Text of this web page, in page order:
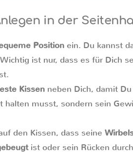
in der
Position ein. Du kannst
ist nur, dass es für Dich
Kissen neben Dich, damit
halten musst, sondern sein
den Kissen, dass seine
ist oder sein Rücken